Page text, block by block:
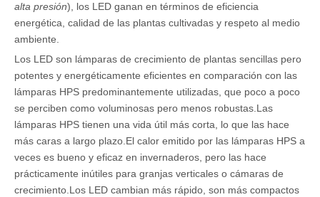
alta presión), los LED ganan en términos de eficiencia
energética, calidad de las plantas cultivadas y respeto al medio
ambiente.
Los LED son lámparas de crecimiento de plantas sencillas pero
potentes y energéticamente eficientes en comparación con las
lámparas HPS predominantemente utilizadas, que poco a poco
se perciben como voluminosas pero menos robustas.Las
lámparas HPS tienen una vida útil más corta, lo que las hace
más caras a largo plazo.El calor emitido por las lámparas HPS a
veces es bueno y eficaz en invernaderos, pero las hace
prácticamente inútiles para granjas verticales o cámaras de
crecimiento.Los LED cambian más rápido, son más compactos